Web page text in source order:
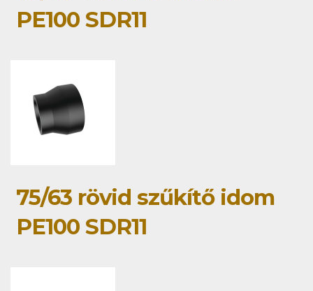
PE100 SDR11
75/63 rövid szűkítő idom
PE100 SDR11